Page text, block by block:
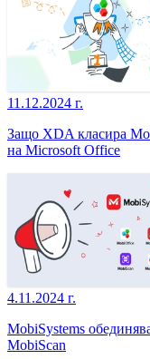
11.12.2024 г.
Защо XDA класира
на Microsoft Office
4.11.2024 г.
MobiSystems
MobiScan